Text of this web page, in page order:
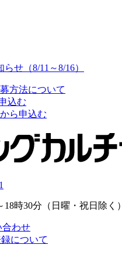
せ（8/11～8/16）
方法について
込む
ら申込む
18時30分（日曜・祝日除く）
合わせ
について